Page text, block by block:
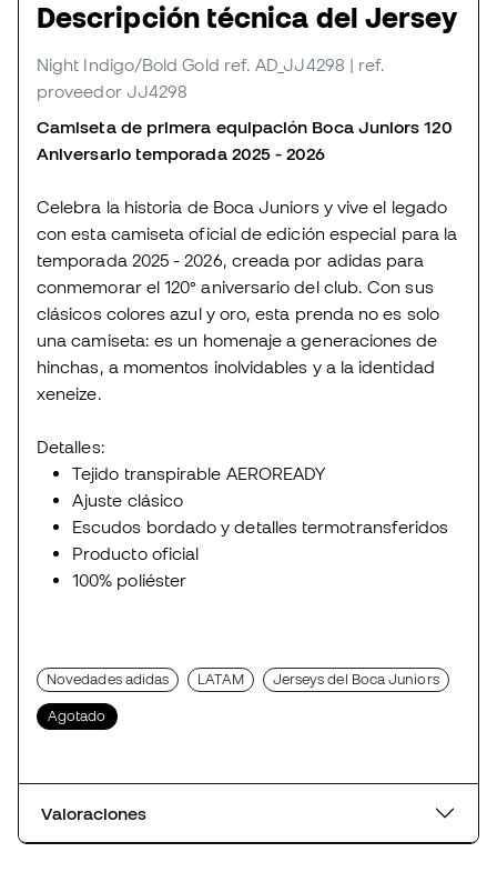
Descripción técnica del Jersey
Night Indigo/Bold Gold ref. AD_JJ4298 | ref.
proveedor JJ4298
Camiseta de primera equipación Boca Juniors 120
Aniversario temporada 2025 - 2026
Celebra la historia de Boca Juniors y vive el legado
con esta camiseta oficial de edición especial para la
temporada 2025 - 2026, creada por adidas para
conmemorar el 120° aniversario del club. Con sus
clásicos colores azul y oro, esta prenda no es solo
una camiseta: es un homenaje a generaciones de
hinchas, a momentos inolvidables y a la identidad
xeneize.
Detalles:
Tejido transpirable AEROREADY
Ajuste clásico
Escudos bordado y detalles termotransferidos
Producto oficial
100% poliéster
Novedades adidas LATAM Jerseys del Boca Juniors
Agotado
Valoraciones